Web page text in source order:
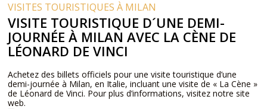
VISITES TOURISTIQUES À MILAN
VISITE TOURISTIQUE D´UNE DEMI-
JOURNÉE À MILAN AVEC LA CÈNE DE
LÉONARD DE VINCI
Achetez des billets officiels pour une visite touristique d’une
demi-journée à Milan, en Italie, incluant une visite de « La Cène »
de Léonard de Vinci. Pour plus d’informations, visitez notre site
web.